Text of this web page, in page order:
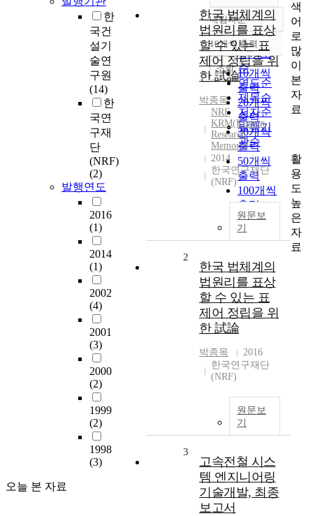
한
국건
설기
술연
구원
(14)
한
국연
구재
단
(NRF)
(2)
발행연도
2016
(1)
2014
(1)
2002
(4)
2001
(3)
2000
(2)
1999
(2)
1998
(3)
오늘 본 자료
정확도
순
인기도
순
연도순
제목순
저자순
발행기
관순
내림차순
내림차순
10개씩 출력
10개씩
출력
20개씩
출력
30개씩
출력
50개씩
출력
100개씩
출력
조회
한국 법체계의
법원리를 표상
할 수 있는 표
제어 정립을 위
한 試論
박종목
NRF
KRM(Korean
Research
Memory)
2014
한국연구재단
(NRF)
원문보
기
2
한국 법체계의
법원리를 표상
할 수 있는 표
제어 정립을 위
한 試論
박종목
2016
한국연구재단
(NRF)
원문보
기
3
고속전철 시스
템 엔지니어링
기술개발, 최종
보고서
색
어
로
많
이
본
자
료
활
용
도
높
은
자
료